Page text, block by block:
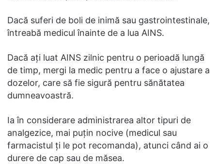
Dacă suferi de boli de inimă sau gastrointestinale,
întreabă medicul înainte de a lua AINS.
Dacă ați luat AINS zilnic pentru o perioadă lungă
de timp, mergi la medic pentru a face o ajustare a
dozelor, care să fie sigură pentru sănătatea
dumneavoastră.
Ia în considerare administrarea altor tipuri de
analgezice, mai puțin nocive (medicul sau
farmacistul ți le pot recomanda), atunci când ai o
durere de cap sau de măsea.